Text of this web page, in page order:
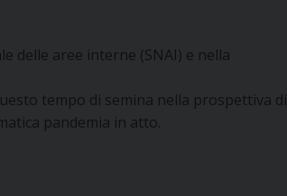
delle aree interne (SNAI) e nella
tempo di semina nella prospettiva di
pandemia in atto.